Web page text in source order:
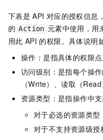
下表是 API 对应的授权信息
的 Action 元素中使用，用
用此 API 的权限。具体说明
操作：是指具体的权限点
访问级别：是指每个操
（Write）、读取（
资源类型：是指操作中
对于必选的资源类型
对于不支持资源级授